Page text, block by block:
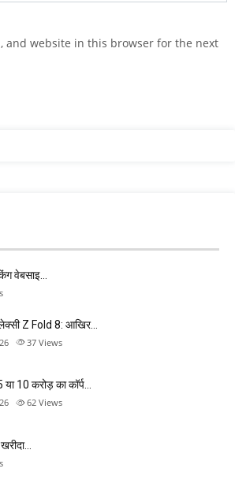
and website in this browser for the next
वेबसाइ…
Z Fold 8: आखिर…
37 Views
या 10 करोड़ का कॉर्प…
62 Views